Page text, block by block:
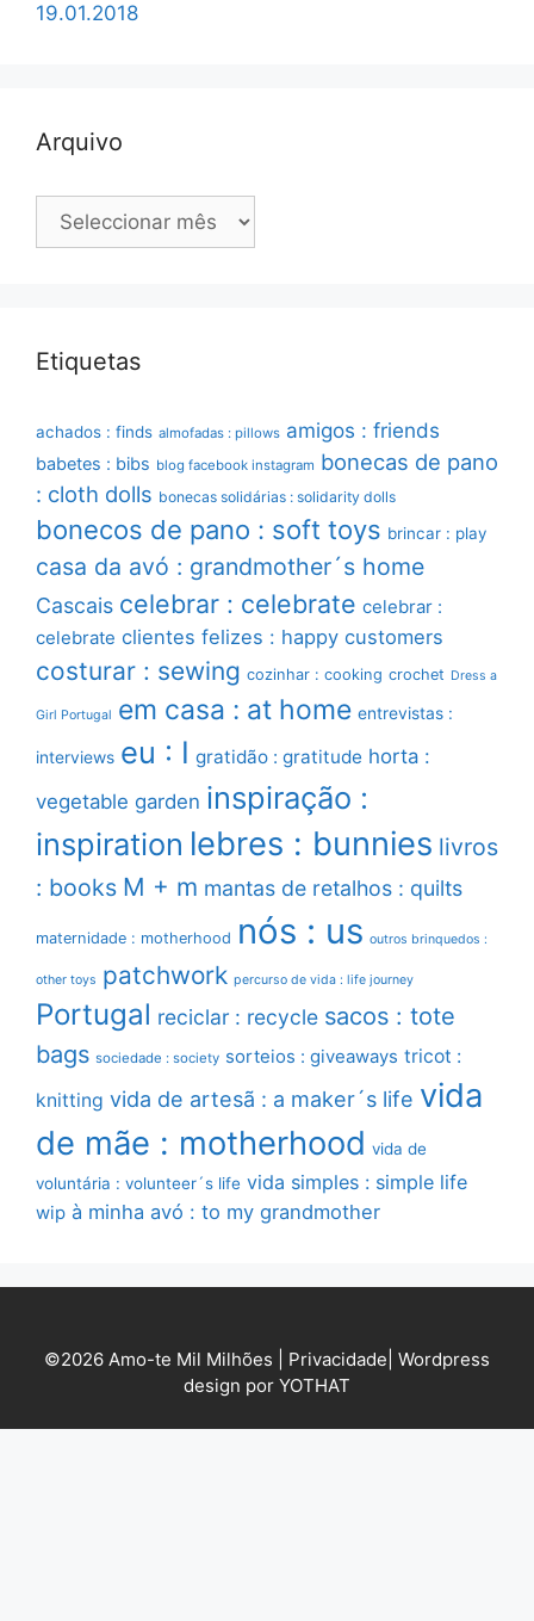
19.01.2018
Arquivo
Arquivo
Etiquetas
achados : finds almofadas : pillows amigos : friends
babetes : bibs blog facebook instagram bonecas de pano
: cloth dolls bonecas solidárias : solidarity dolls
bonecos de pano : soft toys brincar : play
casa da avó : grandmother´s home
Cascais celebrar : celebrate celebrar :
celebrate clientes felizes : happy customers
costurar : sewing cozinhar : cooking crochet Dress a
Girl Portugal em casa : at home entrevistas :
interviews eu : I gratidão : gratitude horta :
vegetable garden inspiração :
inspiration lebres : bunnies livros
: books M + m mantas de retalhos : quilts
maternidade : motherhood nós : us outros brinquedos :
other toys patchwork percurso de vida : life journey
Portugal reciclar : recycle sacos : tote
bags sociedade : society sorteios : giveaways tricot :
knitting vida de artesã : a maker´s life vida
de mãe : motherhood vida de
voluntária : volunteer´s life vida simples : simple life
wip à minha avó : to my grandmother
©2026 Amo-te Mil Milhões | Privacidade Wordpress
design por YOTHAT